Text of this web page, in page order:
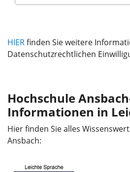
HIERfinden Sie weitere
Datenschutzrechtlichen
Hochschule
Informationen in
Hier finden Sie alles
Ansbach: